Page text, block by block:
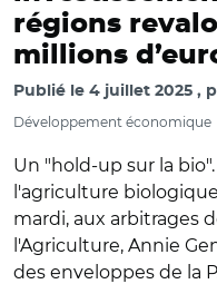
régions
millions
Publié le 4 juillet 2025
Développement économique
Un "hold-up sur la
l'agriculture
mardi, aux arbitrages
l'Agriculture, Annie
des enveloppes de la